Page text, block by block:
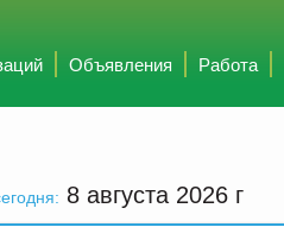
Объявления Работа
8 августа 2026 г